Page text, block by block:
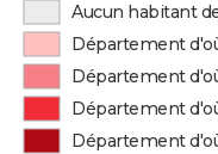
Aucun habitant
Département
Département
Département
Département